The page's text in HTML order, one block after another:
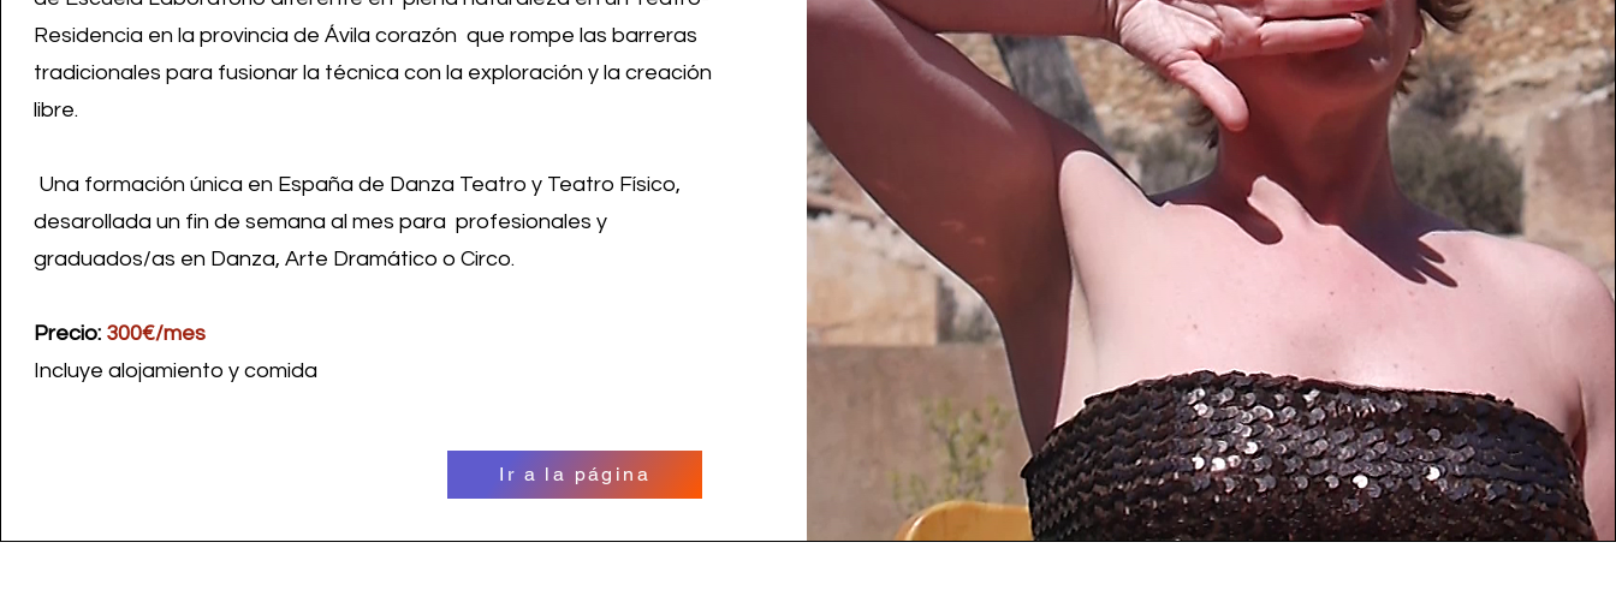
Residencia en la provincia de Ávila corazón que rompe las barreras
tradicionales para fusionar la técnica con la exploración y la creación
libre.
Una formación única en España de Danza Teatro y Teatro Físico,
desarollada un fin de semana al mes para profesionales y
graduados/as en Danza, Arte Dramático o Circo.​
Precio: 300€/mes
Incluye alojamiento y comida
Ir a la página